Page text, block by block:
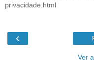
privacidade.html
‹
Ver